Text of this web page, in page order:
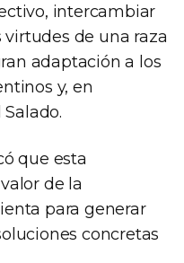
intercambiar
de una raza
adaptación a los
y, en
que esta
de la
para generar
concretas